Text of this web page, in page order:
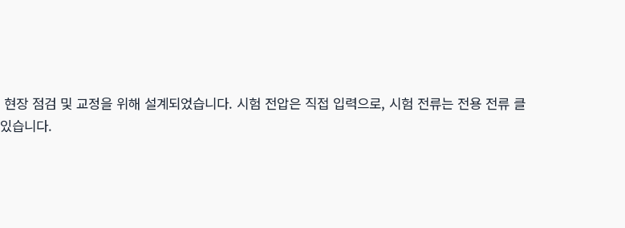
장 점검 및 교정을 위해 설계되었습니다. 시험 전압은 직접 입력으로, 시험 전류는 전용 전류 클
습니다.